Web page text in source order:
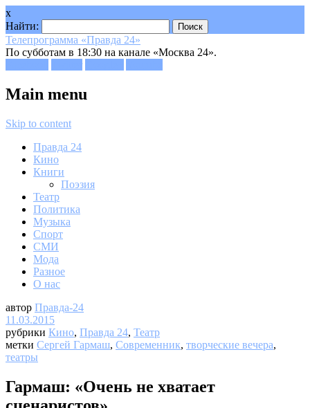
x
Найти:
Телепрограмма «Правда 24»
По субботам в 18:30 на канале «Москва 24».
Main menu
Skip to content
Правда 24
Кино
Книги
Поэзия
Театр
Политика
Музыка
Спорт
СМИ
Мода
Разное
О нас
автор Правда-24
11.03.2015
рубрики Кино, Правда 24, Театр
метки Сергей Гармаш, Современник, творческие вечера,
театры
Гармаш: «Очень не хватает